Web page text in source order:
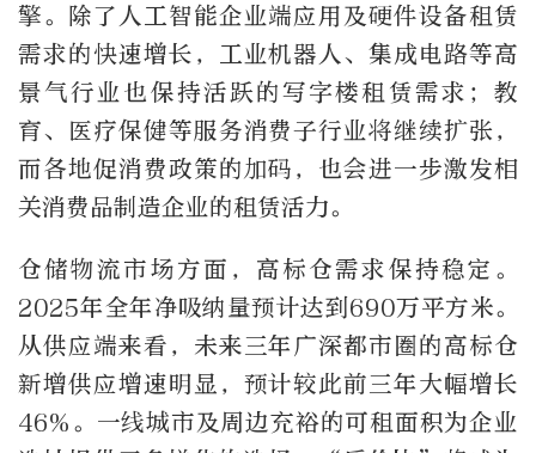
擎。除了人工智能企业端应用及硬件设备租赁
需求的快速增长，工业机器人、集成电路等高
景气行业也保持活跃的写字楼租赁需求；教
育、医疗保健等服务消费子行业将继续扩张，
而各地促消费政策的加码，也会进一步激发相
关消费品制造企业的租赁活力。
仓储物流市场方面，高标仓需求保持稳定。
2025年全年净吸纳量预计达到690万平方米。
从供应端来看，未来三年广深都市圈的高标仓
新增供应增速明显，预计较此前三年大幅增长
46%。一线城市及周边充裕的可租面积为企业